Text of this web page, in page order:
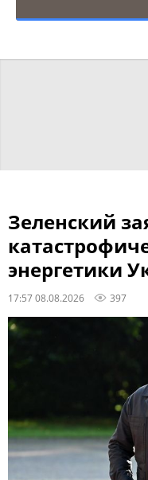
Зеленский
энергетики
17:57 08.08.2026 397